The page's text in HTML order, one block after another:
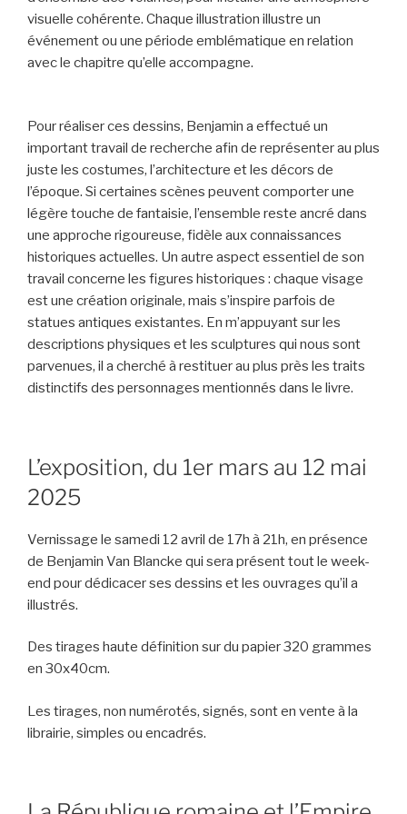
visuelle cohérente. Chaque illustration illustre un
événement ou une période emblématique en relation
avec le chapitre qu’elle accompagne.
Pour réaliser ces dessins, Benjamin a effectué un
important travail de recherche afin de représenter au plus
juste les costumes, l’architecture et les décors de
l’époque. Si certaines scènes peuvent comporter une
légère touche de fantaisie, l’ensemble reste ancré dans
une approche rigoureuse, fidèle aux connaissances
historiques actuelles. Un autre aspect essentiel de son
travail concerne les figures historiques : chaque visage
est une création originale, mais s’inspire parfois de
statues antiques existantes. En m’appuyant sur les
descriptions physiques et les sculptures qui nous sont
parvenues, il a cherché à restituer au plus près les traits
distinctifs des personnages mentionnés dans le livre.
L’exposition, du 1er mars au 12 mai
2025
Vernissage le samedi 12 avril de 17h à 21h, en présence
de Benjamin Van Blancke qui sera présent tout le week-
end pour dédicacer ses dessins et les ouvrages qu’il a
illustrés.
Des tirages haute définition sur du papier 320 grammes
en 30x40cm.
Les tirages, non numérotés, signés, sont en vente à la
librairie, simples ou encadrés.